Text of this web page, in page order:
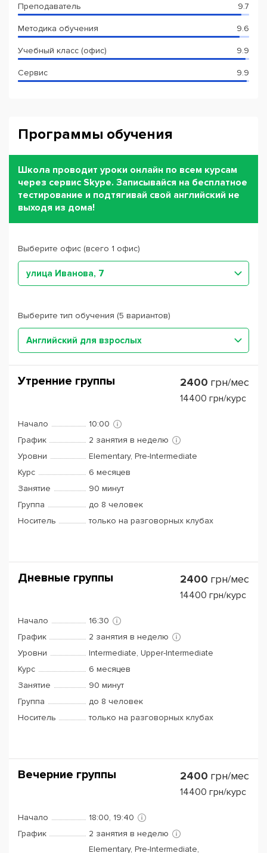
Преподаватель 9.7
Методика обучения 9.6
Учебный класс (офис) 9.9
Сервис 9.9
Программы обучения
Школа проводит уроки онлайн по всем курсам
через сервис Skype. Записывайся на бесплатное
тестирование и подтягивай свой английский не
выходя из дома!
Выберите офис (всего 1 офис)
улица Иванова, 7
Выберите тип обучения (5 вариантов)
Английский для взрослых
Утренние группы 2400 грн/мес
14400 грн/курс
Начало
10:00
График
2 занятия в неделю
Уровни
Elementary, Pre-Intermediate
Курс
6 месяцев
Занятие
90 минут
Группа
до 8 человек
Носитель
только на разговорных клубах
Дневные группы 2400 грн/мес
14400 грн/курс
Начало
16:30
График
2 занятия в неделю
Уровни
Intermediate, Upper-Intermediate
Курс
6 месяцев
Занятие
90 минут
Группа
до 8 человек
Носитель
только на разговорных клубах
Вечерние группы 2400 грн/мес
14400 грн/курс
Начало
18:00, 19:40
График
2 занятия в неделю
Elementary, Pre-Intermediate,